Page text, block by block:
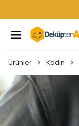
Ürünler Kadın